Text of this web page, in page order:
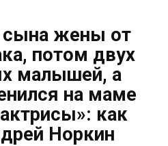
сына жены от
потом двух
малышей, а
на маме
как
Норкин